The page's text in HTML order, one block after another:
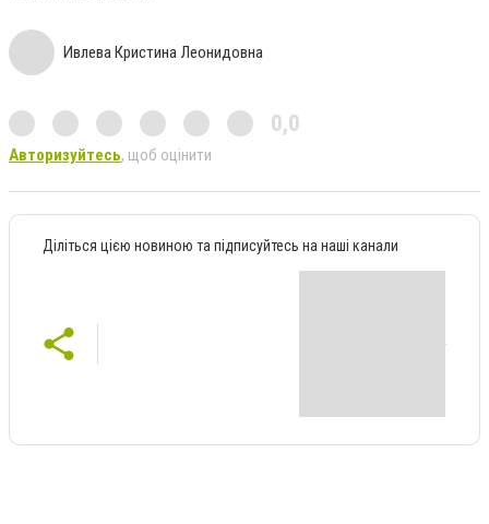
Ивлева Кристина Леонидовна
0,0
Авторизуйтесь, щоб оцінити
Діліться цією новиною та підписуйтесь на наші канали